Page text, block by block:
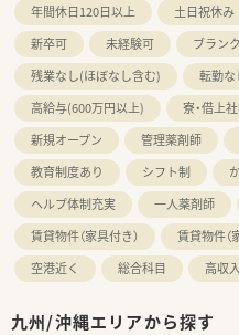
年間休日120日以上 土日祝休み
新卒可
未経験可 ブラン
残業なし(ほぼなし含む)
転勤な
高給与(600万円以上)
寮・借上
新規オープン
管理薬剤師
教育制度あり
シフト制
ヘルプ体制充実
一人薬剤師
賃貸物件（家具付き）
賃貸物件（
空港近く
総合科目 高収入
九州/沖縄エリアから探す